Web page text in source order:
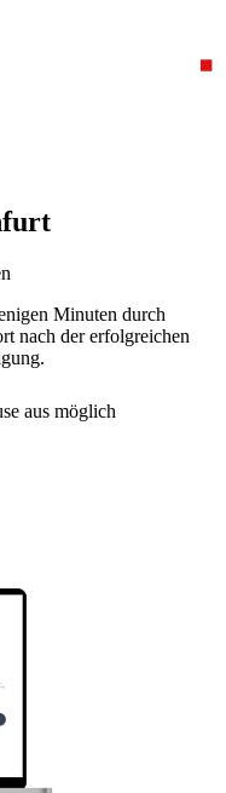
Minuten durch
nach der erfolgreichen
aus möglich